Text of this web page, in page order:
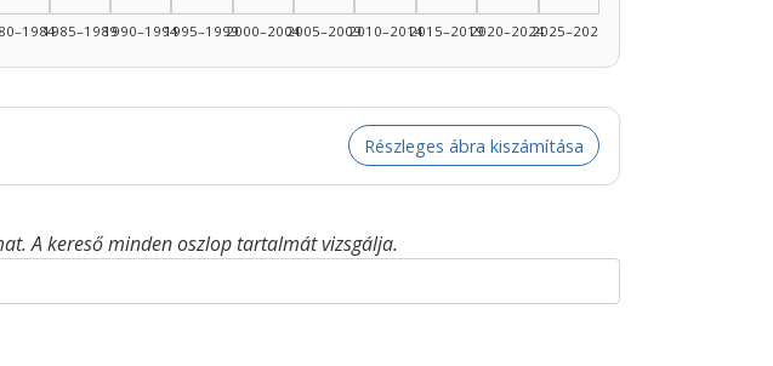
1985–19891990–19941995–19992000–20042005–20092010–20142015–20192020–20242025–2026
Részleges ábra kiszámítása
A kereső minden oszlop tartalmát vizsgálja.